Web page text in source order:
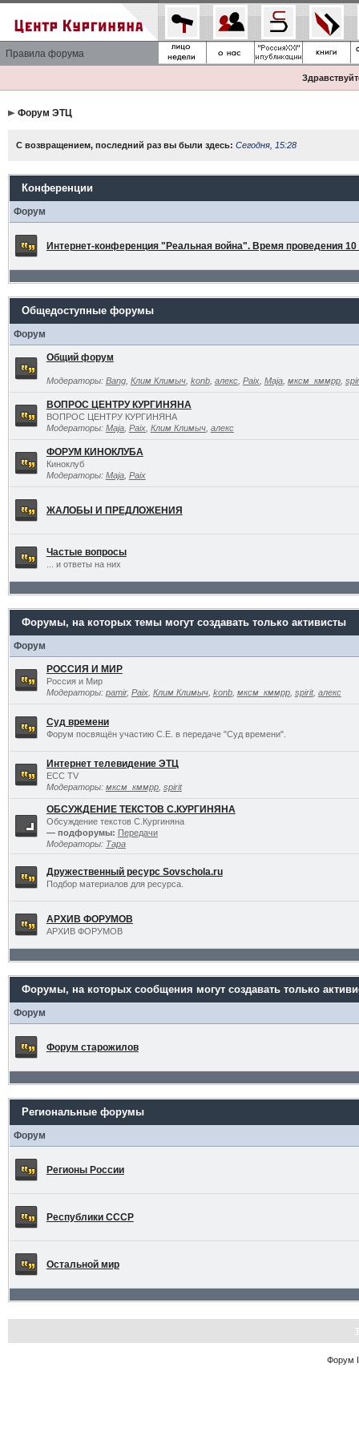
Правила форума
Форум ЭТЦ
С возвращением, последний раз вы были здесь: Сегодня, 15:28
Конференции
Форум
Интернет-конференция "Реальная война". Время проведения 10
Общедоступные форумы
Форум
Общий форум
Модераторы: Bang, Клим Климыч, konb, алекс, Paix, Maja, мксм_кммрр,
ВОПРОС ЦЕНТРУ КУРГИНЯНА
ВОПРОС ЦЕНТРУ КУРГИНЯНА
Модераторы: Maja, Paix, Клим Климыч, алекс
ФОРУМ КИНОКЛУБА
Киноклуб
Модераторы: Maja, Paix
ЖАЛОБЫ И ПРЕДЛОЖЕНИЯ
Частые вопросы
... и ответы на них
Форумы, на которых темы могут создавать только активисты
Форум
РОССИЯ И МИР
Россия и Мир
Модераторы: pamir, Paix, Клим Климыч, konb, мксм_кммрр, spirit, алекс
Суд времени
Форум посвящён участию С.Е. в передаче "Суд времени".
Интернет телевидение ЭТЦ
ECC TV
Модераторы: мксм_кммрр, spirit
ОБСУЖДЕНИЕ ТЕКСТОВ С.КУРГИНЯНА
Обсуждение текстов С.Кургиняна
— подфорумы: Передачи
Модераторы: Тара
Дружественный ресурс Sovschola.ru
Подбор материалов для ресурса.
АРХИВ ФОРУМОВ
АРХИВ ФОРУМОВ
Форумы, на которых сообщения могут создавать только
Форум
Форум старожилов
Региональные форумы
Форум
Регионы России
Республики СССР
Остальной мир
Форум